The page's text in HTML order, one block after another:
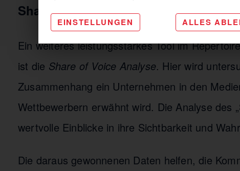
Share of Voice Analyse: Wie laut ist
Ein weiteres leistungsstarkes Tool im
ist die Share of Voice Analyse. Hier wird
Zusammenhang ein Unternehmen in den
Wettbewerbern erwähnt wird. Die Analyse des
wertvolle Einblicke in ihre Sichtbarkeit und
Die daraus gewonnenen Daten helfen, die
EINSTELLUNGEN ALLES